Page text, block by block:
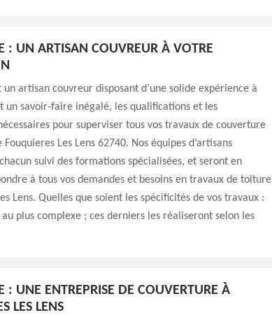
: UN ARTISAN COUVREUR À VOTRE
un artisan couvreur disposant d’une solide expérience à
un savoir-faire inégalé, les qualifications et les
pour superviser tous vos travaux de couverture
Les Lens 62740. Nos équipes d’artisans
suivi des formations spécialisées, et seront en
à tous vos demandes et besoins en travaux de toiture
Lens. Quelles que soient les spécificités de vos travaux :
plus complexe ; ces derniers les réaliseront selon les
: UNE ENTREPRISE DE COUVERTURE À
LES LENS